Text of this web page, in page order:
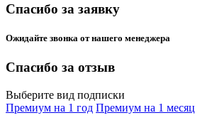
Спасибо за заявку
Ожидайте звонка от нашего менеджера
Спасибо за отзыв
Выберите вид подписки
Премиум на 1 год Премиум на 1 месяц